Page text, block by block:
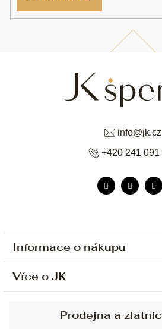
Informace o nákupu
Ochrana osobních údajů
Sjednání osobní schůzky
Více o JK
info@jk.cz
+420 241 091
Prodejna a